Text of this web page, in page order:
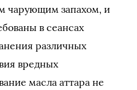
чарующим запахом, и
в сеансах
различных
вредных
масла аттара не